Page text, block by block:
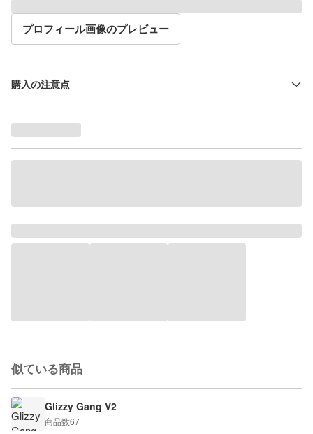
プロフィール画像のプレビュー
購入の注意点
似ている商品
Glizzy Gang V2
商品数67